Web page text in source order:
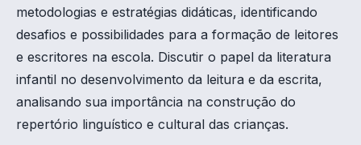
metodologias e estratégias didáticas, identificando
desafios e possibilidades para a formação de leitores
e escritores na escola. Discutir o papel da literatura
infantil no desenvolvimento da leitura e da escrita,
analisando sua importância na construção do
repertório linguístico e cultural das crianças.